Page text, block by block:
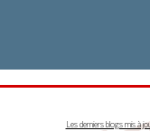
Les derniers blogs mis à